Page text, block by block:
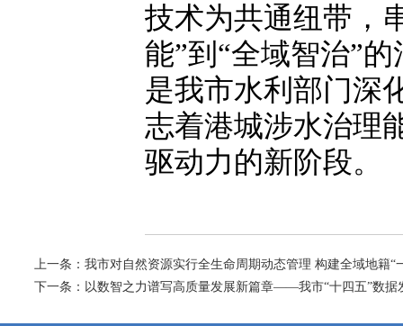
技术为共通纽带，
能”到“全域智治”
是我市水利部门深
志着港城涉水治理
驱动力的新阶段。
上一条： 我市对自然资源实行全生命周期动态管理 构建全域地籍“
下一条： 以数智之力谱写高质量发展新篇章——我市“十四五”数据